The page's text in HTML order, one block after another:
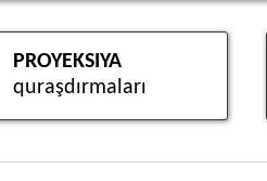
PROYEKSIYA
quraşdırmaları